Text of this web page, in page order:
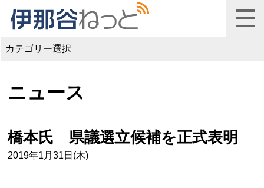
カテゴリー選択
ニュース
橋本氏 県議選立候補を正式表明
2019年1月31日(木)